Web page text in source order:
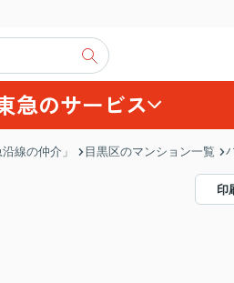
急のサービス
線の仲介」 目黒区のマンション一覧
印